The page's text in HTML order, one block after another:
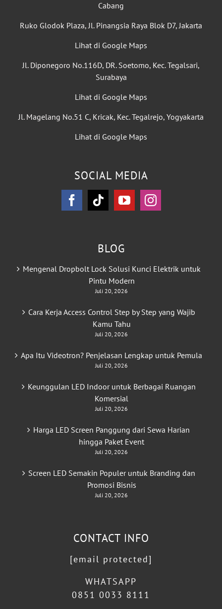
Cabang
Ruko Glodok Plaza, Jl. Pinangsia Raya Blok D7, Jakarta
Lihat di Google Maps
Jl. Diponegoro No.116D, DR. Soetomo, Kec. Tegalsari,
Surabaya
Lihat di Google Maps
Jl. Magelang No.51 C, Kricak, Kec. Tegalrejo, Yogyakarta
Lihat di Google Maps
SOCIAL MEDIA
BLOG
Mengenal Dropbolt Lock Solusi Kunci Elektrik untuk
Pintu Modern
Juli 20, 2026
Cara Kerja Access Control Step by Step yang Wajib
Kamu Tahu
Juli 20, 2026
Apa Itu Videotron? Penjelasan Lengkap untuk Pemula
Juli 20, 2026
Keunggulan LED Indoor untuk Berbagai Ruangan
Komersial
Juli 20, 2026
Harga LED Screen Panggung dari Sewa Harian
hingga Paket Event
Juli 20, 2026
Screen LED Semakin Populer untuk Branding dan
Promosi Bisnis
Juli 20, 2026
CONTACT INFO
[email protected]
WHATSAPP
0851 0033 8111